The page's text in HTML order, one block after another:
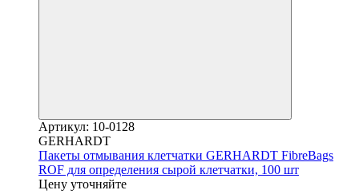
Артикул: 10-0128
GERHARDT
Пакеты отмывания клетчатки GERHARDT FibreBags
ROF для определения сырой клетчатки, 100 шт
Цену уточняйте